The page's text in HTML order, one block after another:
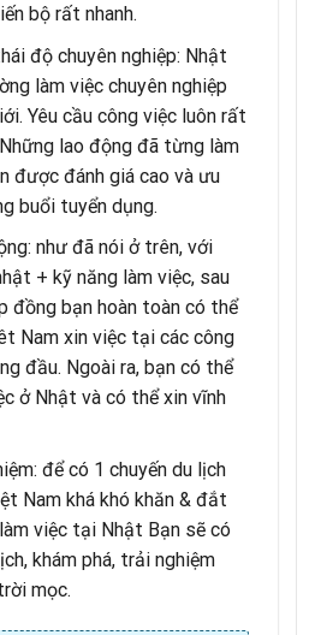
bộ rất nhanh.
độ chuyên nghiệp: Nhật
làm việc chuyên nghiệp
Yêu cầu công việc luôn rất
lao động đã từng làm
được đánh giá cao và ưu
buổi tuyển dụng.
như đã nói ở trên, với
+ kỹ năng làm việc, sau
đồng bạn hoàn toàn có thể
Nam xin việc tại các công
đầu. Ngoài ra, bạn có thể
ở Nhật và có thể xin vĩnh
để có 1 chuyến du lịch
Nam khá khó khăn & đắt
việc tại Nhật Bạn sẽ có
khám phá, trải nghiệm
mọc.